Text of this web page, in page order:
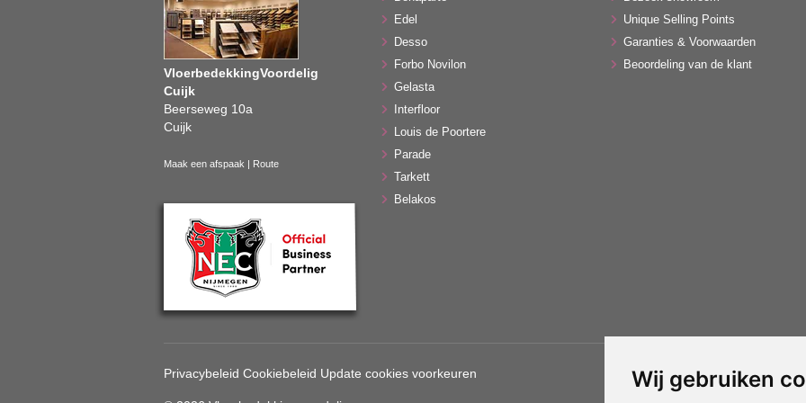
Wij gebruiken
VloerbedekkingVoordelig
Cuijk
Beerseweg 10a
Cuijk
Maak een afspaak | Route
Edel
Desso
Forbo Novilon
Gelasta
Interfloor
Louis de Poortere
Parade
Tarkett
Belakos
Unique Selling Points
Garanties & Voorwaarden
Beoordeling van de klant
Privacybeleid Cookiebeleid Update cookies voorkeuren Gebruik van deze site betekent